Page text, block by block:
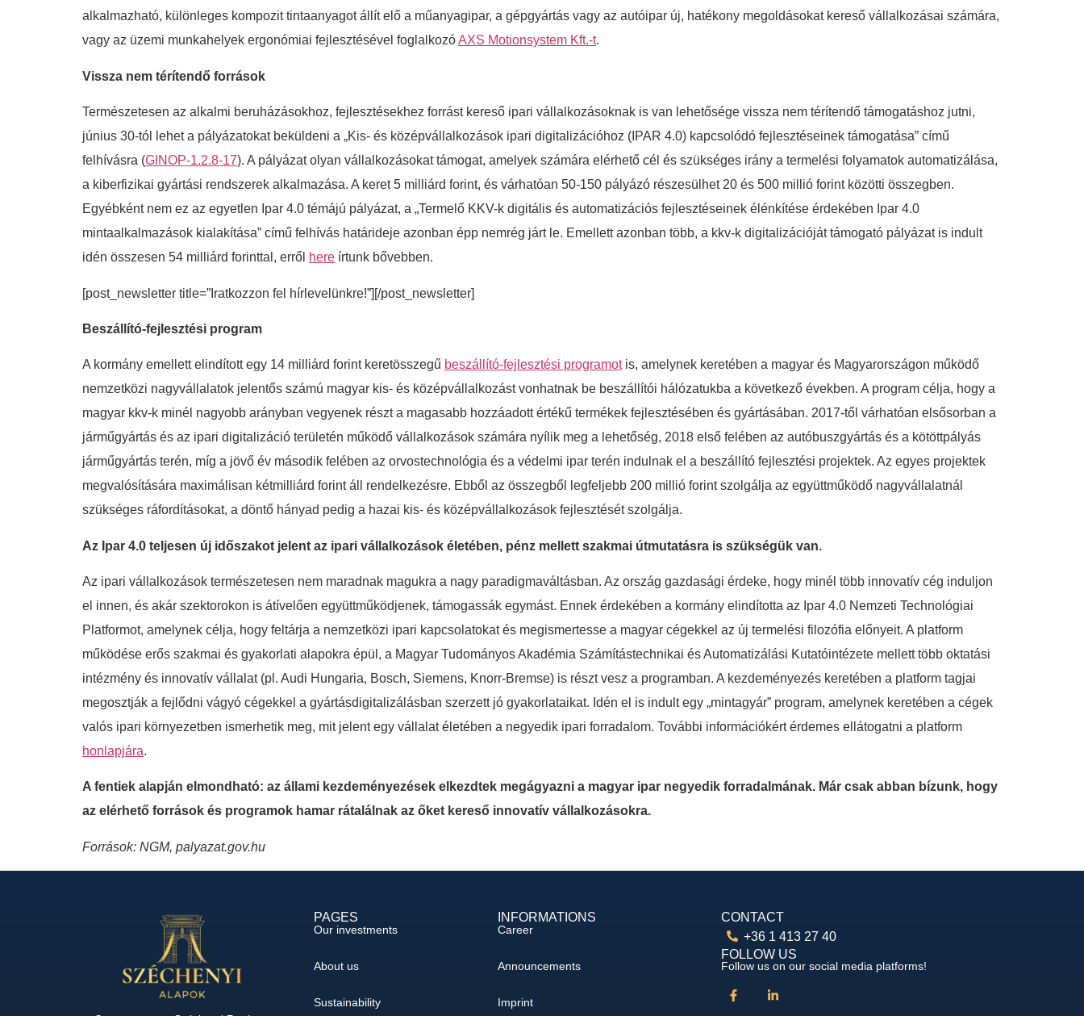
alkalmazható, különleges kompozit tintaanyagot állít elő a műanyagipar, a gépgyártás vagy az autóipar új, hatékony megoldásokat kereső vállalkozásai számára,
vagy az üzemi munkahelyek ergonómiai fejlesztésével foglalkozóAXS Motionsystem Kft.-t.
Vissza nem térítendő források
Természetesen az alkalmi beruházásokhoz, fejlesztésekhez forrást kereső ipari vállalkozásoknak is van lehetősége vissza nem térítendő támogatáshoz jutni,
június 30-tól lehet a pályázatokat beküldeni a „Kis- és középvállalkozások ipari digitalizációhoz (IPAR 4.0) kapcsolódó fejlesztéseinek támogatása” című
felhívásra (GINOP-1.2.8-17). A pályázat olyan vállalkozásokat támogat, amelyek számára elérhető cél és szükséges irány a termelési folyamatok automatizálása,
a kiberfizikai gyártási rendszerek alkalmazása. A keret 5 milliárd forint, és várhatóan 50-150 pályázó részesülhet 20 és 500 millió forint közötti összegben.
Egyébként nem ez az egyetlen Ipar 4.0 témájú pályázat, a „Termelő KKV-k digitális és automatizációs fejlesztéseinek élénkítése érdekében Ipar 4.0
mintaalkalmazások kialakítása” című felhívás határideje azonban épp nemrég járt le. Emellett azonban több, a kkv-k digitalizációját támogató pályázat is indult
idén összesen 54 milliárd forinttal, erről here írtunk bővebben.
[post_newsletter title=”Iratkozzon fel hírlevelünkre!”][/post_newsletter]
Beszállító-fejlesztési program
A kormány emellett elindított egy 14 milliárd forint keretösszegű beszállító-fejlesztési programotis, amelynek keretében a magyar és Magyarországon működő
nemzetközi nagyvállalatok jelentős számú magyar kis- és középvállalkozást vonhatnak be beszállítói hálózatukba a következő években. A program célja, hogy a
magyar kkv-k minél nagyobb arányban vegyenek részt a magasabb hozzáadott értékű termékek fejlesztésében és gyártásában. 2017-től várhatóan elsősorban a
járműgyártás és az ipari digitalizáció területén működő vállalkozások számára nyílik meg a lehetőség, 2018 első felében az autóbuszgyártás és a kötöttpályás
járműgyártás terén, míg a jövő év második felében az orvostechnológia és a védelmi ipar terén indulnak el a beszállító fejlesztési projektek. Az egyes projektek
megvalósítására maximálisan kétmilliárd forint áll rendelkezésre. Ebből az összegből legfeljebb 200 millió forint szolgálja az együttműködő nagyvállalatnál
szükséges ráfordításokat, a döntő hányad pedig a hazai kis- és középvállalkozások fejlesztését szolgálja.
Az Ipar 4.0 teljesen új időszakot jelent az ipari vállalkozások életében, pénz mellett szakmai útmutatásra is szükségük van.
Az ipari vállalkozások természetesen nem maradnak magukra a nagy paradigmaváltásban. Az ország gazdasági érdeke, hogy minél több innovatív cég induljon
el innen, és akár szektorokon is átívelően együttműködjenek, támogassák egymást. Ennek érdekében a kormány elindította az Ipar 4.0 Nemzeti Technológiai
Platformot, amelynek célja, hogy feltárja a nemzetközi ipari kapcsolatokat és megismertesse a magyar cégekkel az új termelési filozófia előnyeit. A platform
működése erős szakmai és gyakorlati alapokra épül, a Magyar Tudományos Akadémia Számítástechnikai és Automatizálási Kutatóintézete mellett több oktatási
intézmény és innovatív vállalat (pl. Audi Hungaria, Bosch, Siemens, Knorr-Bremse) is részt vesz a programban. A kezdeményezés keretében a platform tagjai
megosztják a fejlődni vágyó cégekkel a gyártásdigitalizálásban szerzett jó gyakorlataikat. Idén el is indult egy „mintagyár” program, amelynek keretében a cégek
valós ipari környezetben ismerhetik meg, mit jelent egy vállalat életében a negyedik ipari forradalom. További információkért érdemes ellátogatni a platform
honlapjára.
A fentiek alapján elmondható: az állami kezdeményezések elkezdtek megágyazni a magyar ipar negyedik forradalmának. Már csak abban bízunk, hogy
az elérhető források és programok hamar rátalálnak az őket kereső innovatív vállalkozásokra.
Források: NGM, palyazat.gov.hu
PAGES
Our investments
About us
Sustainability
INFORMATIONS
Career
Announcements
Imprint
CONTACT
+36 1 413 27 40
FOLLOW US
Follow us on our social media platforms!